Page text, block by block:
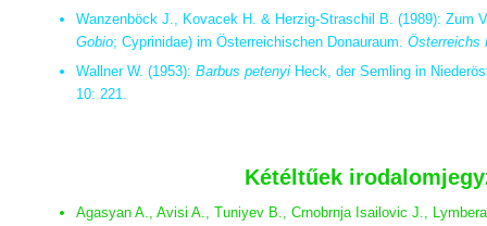
Wanzenböck J., Kovacek H. & Herzig-Straschil B. (1989): Zum
Gobio; Cyprinidae) im Österreichischen Donauraum. Österreichs
Wallner W. (1953): Barbus petenyi Heck, der Semling in
10: 221.
Kétéltűek
Agasyan A., Avisi A., Tuniyev B., Crnobrnja Isailovic J.,